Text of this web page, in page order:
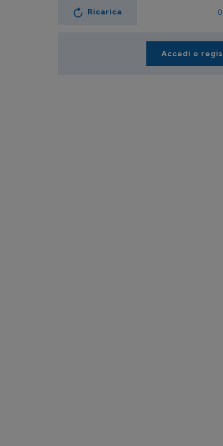
Ricarica 0
Accedi o